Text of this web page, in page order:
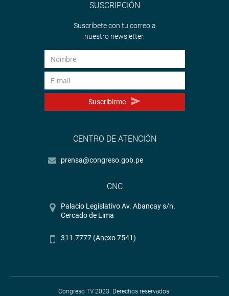
SUSCRIPCIÓN
Suscríbete con tu correo a
nuestro newsletter.
Suscribirme
CENTRO DE ATENCIÓN
prensa@congreso.gob.pe
CNC
Palacio Legislativo Av. Abancay s/n.
Cercado de Lima
311-7777 (Anexo 7541)
Congreso TV 2023. Derechos reservados.